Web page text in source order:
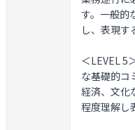
す。一般的
し、表現す
＜LEVEL 5
な基礎的コ
経済、文化
程度理解し